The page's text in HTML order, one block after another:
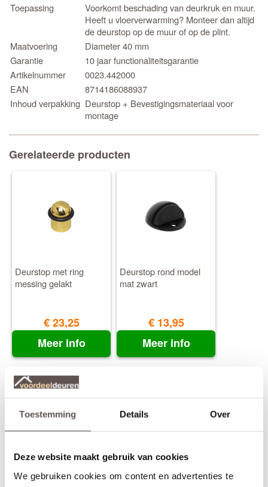
Toestemming Details Over
Deze website maakt gebruik van cookies
We gebruiken cookies om content en advertenties te
Toepassing
Voorkomt beschading van deurkruk en muur.
Heeft u vloerverwarming? Monteer dan altijd
de deurstop op de muur of op de plint.
Maatvoering
Diameter 40 mm
Garantie
10 jaar functionaliteitsgarantie
Artikelnummer
0023.442000
EAN
8714186088937
Inhoud verpakking Deurstop + Bevestigingsmateriaal voor
montage
Gerelateerde producten
Deurstop met ring
messing gelakt
€ 23,25
Meer info
Deurstop rond model
mat zwart
€ 13,95
Meer info
mat zwart